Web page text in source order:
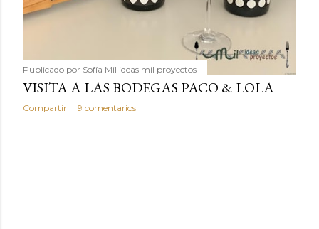
Publicado por Sofía Mil ideas mil proyectos
VISITA A LAS BODEGAS PACO & LOLA
Compartir 9 comentarios